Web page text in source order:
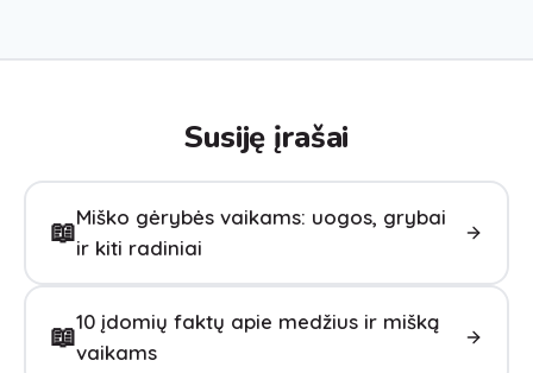
Susiję įrašai
📖Miško gėrybės vaikams: uogos, grybai
ir kiti radiniai
📖10 įdomių faktų apie medžius ir mišką
vaikams